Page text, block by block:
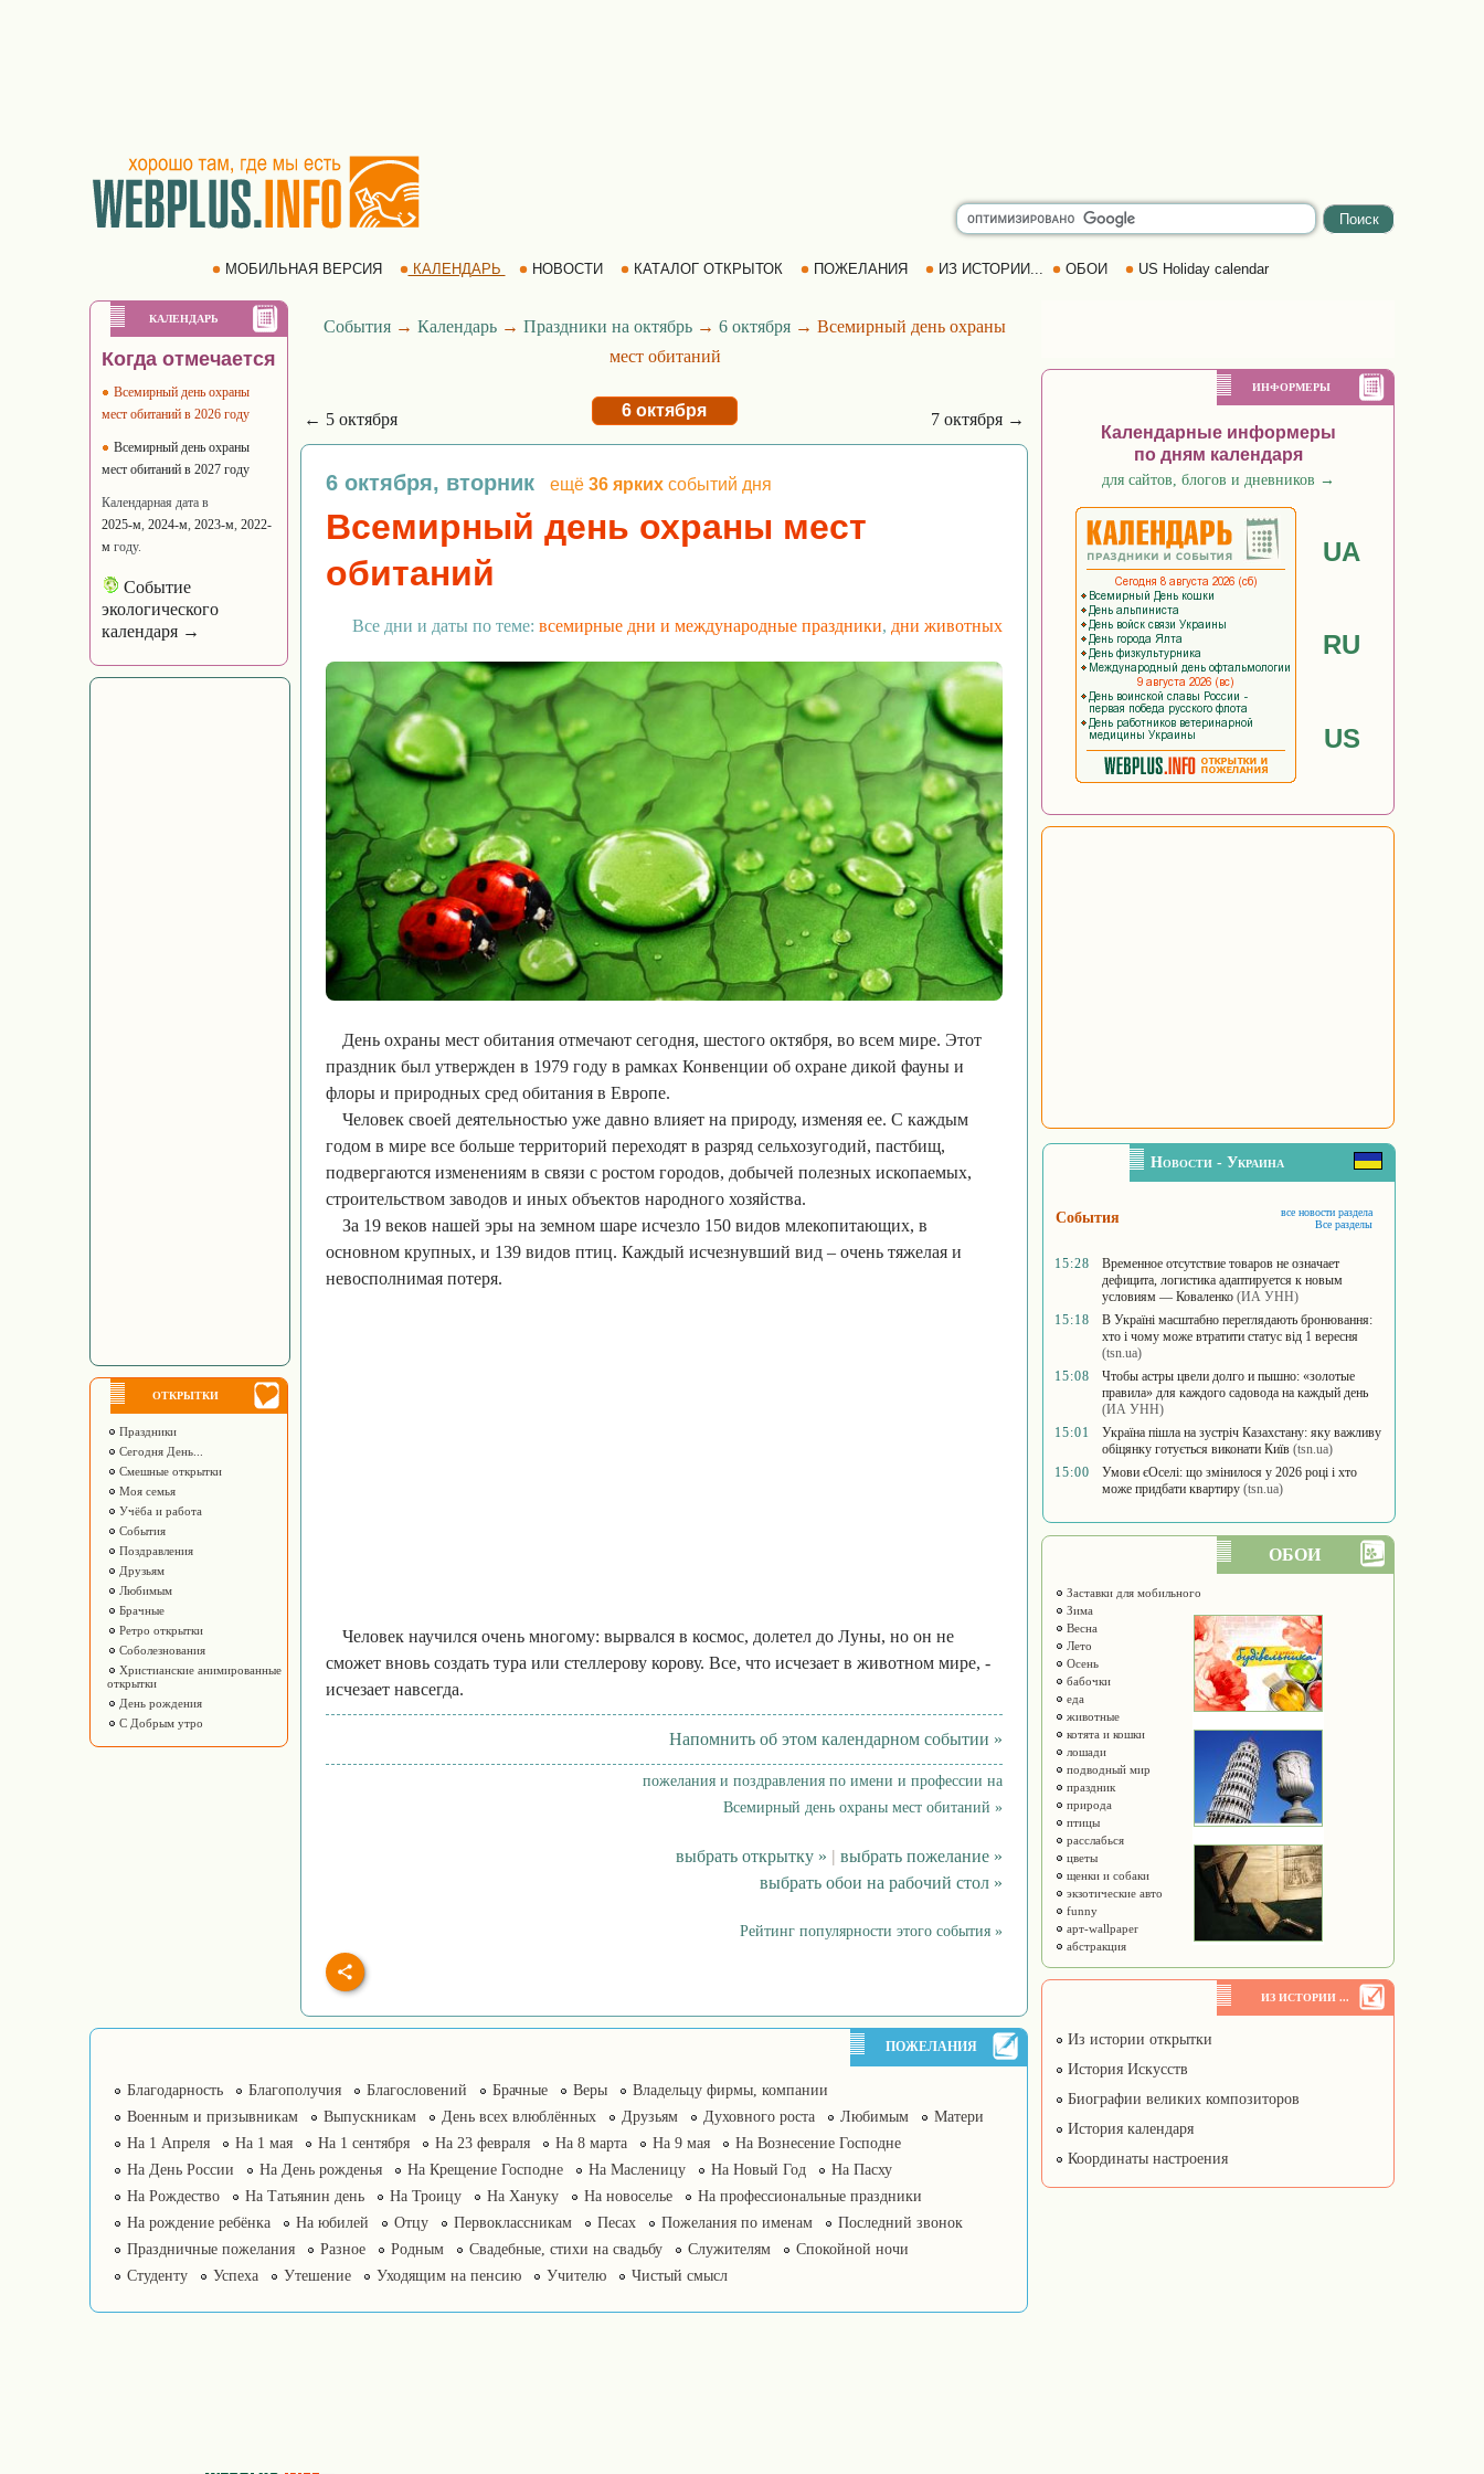
МОБИЛЬНАЯ ВЕРСИЯ КАЛЕНДАРЬ НОВОСТИ КАТАЛОГ ОТКРЫТОК ПОЖЕЛАНИЯ ИЗ ИСТОРИИ... ОБОИ US Holiday calendar
КАЛЕНДАРЬ
Когда отмечается
Всемирный день охраны
мест обитаний в 2026 году
Всемирный день охраны
мест обитаний в 2027 году
Календарная дата в
2025-м, 2024-м, 2023-м, 2022-
м году.
Событие
экологического
календаря →
ОТКРЫТКИ
Праздники
Сегодня День...
Смешные открытки
Моя семья
Учёба и работа
События
Поздравления
Друзьям
Любимым
Брачные
Ретро открытки
Соболезнования
Христианские анимированные
открытки
День рождения
С Добрым утро
События → Календарь → Праздники на октябрь → 6 октября → Всемирный день охраны
мест обитаний
← 5 октября 6 октября 7 октября →
6 октября, вторник ещё 36 ярких событий дня
Всемирный день охраны мест
обитаний
Все дни и даты по теме: всемирные дни и международные праздники, дни животных
День охраны мест обитания отмечают сегодня, шестого октября, во всем мире. Этот
праздник был утвержден в 1979 году в рамках Конвенции об охране дикой фауны и
флоры и природных сред обитания в Европе.
Человек своей деятельностью уже давно влияет на природу, изменяя ее. С каждым
годом в мире все больше территорий переходят в разряд сельхозугодий, пастбищ,
подвергаются изменениям в связи с ростом городов, добычей полезных ископаемых,
строительством заводов и иных объектов народного хозяйства.
За 19 веков нашей эры на земном шаре исчезло 150 видов млекопитающих, в
основном крупных, и 139 видов птиц. Каждый исчезнувший вид – очень тяжелая и
невосполнимая потеря.
Человек научился очень многому: вырвался в космос, долетел до Луны, но он не
сможет вновь создать тура или стеллерову корову. Все, что исчезает в животном мире, -
исчезает навсегда.
Напомнить об этом календарном событии »
пожелания и поздравления по имени и профессии на
Всемирный день охраны мест обитаний »
выбрать открытку » | выбрать пожелание »
выбрать обои на рабочий стол »
Рейтинг популярности этого события »
ПОЖЕЛАНИЯ
Благодарность Благополучия Благословений Брачные Веры
Владельцу фирмы, компании
Военным и призывникам
Выпускникам День всех влюблённых Друзьям Духовного роста Любимым
Матери
На 1 Апреля
На 1 мая На 1 сентября На 23 февраля На 8 марта На 9 мая
На Вознесение Господне
На День России
На День рожденья На Крещение Господне На Масленицу На Новый Год
На Пасху
На Рождество
На Татьянин день На Троицу На Хануку На новоселье
На профессиональные праздники
На рождение ребёнка
На юбилей Отцу Первоклассникам Песах Пожелания по именам
Последний звонок
Праздничные пожелания
Разное Родным Свадебные, стихи на свадьбу Служителям
Спокойной ночи
Студенту
Успеха Утешение Уходящим на пенсию Учителю Чистый смысл
ИНФОРМЕРЫ
Календарные информеры
по дням календаря
для сайтов, блогов и дневников →
UA
RU
US
Новости - Украина
События
все новости раздела
Все разделы
15:28
Временное отсутствие товаров не означает
дефицита, логистика адаптируется к новым
условиям — Коваленко (ИА УНН)
15:18
В Україні масштабно переглядають бронювання:
хто і чому може втратити статус від 1 вересня
(tsn.ua)
15:08
Чтобы астры цвели долго и пышно: «золотые
правила» для каждого садовода на каждый день
(ИА УНН)
15:01
Україна пішла на зустріч Казахстану: яку важливу
обіцянку готується виконати Київ (tsn.ua)
15:00
Умови єОселі: що змінилося у 2026 році і хто
може придбати квартиру (tsn.ua)
ОБОИ
Заставки для мобильного
Зима
Весна
Лето
Осень
бабочки
еда
животные
котята и кошки
лошади
подводный мир
праздник
природа
птицы
расслабься
цветы
щенки и собаки
экзотические авто
funny
арт-wallpaper
абстракция
ИЗ ИСТОРИИ ...
Из истории открытки
История Искусств
Биографии великих композиторов
История календаря
Координаты настроения